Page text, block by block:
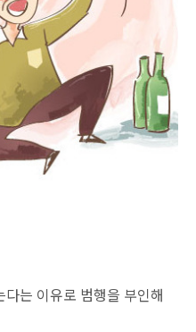
는 이유로 범행을 부인해